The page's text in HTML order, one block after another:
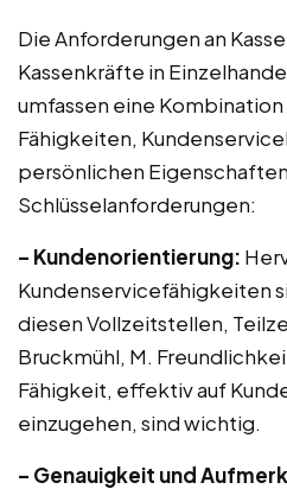
Die Anforderungen an
Kassenkräfte in
umfassen eine
Fähigkeiten,
persönlichen
Schlüsselanforderungen:
– Kundenorientierung:
Kundenservicefähigkeiten
diesen Vollzeitstellen,
Bruckmühl, M.
Fähigkeit, effektiv auf
einzugehen, sind wichtig.
– Genauigkeit und